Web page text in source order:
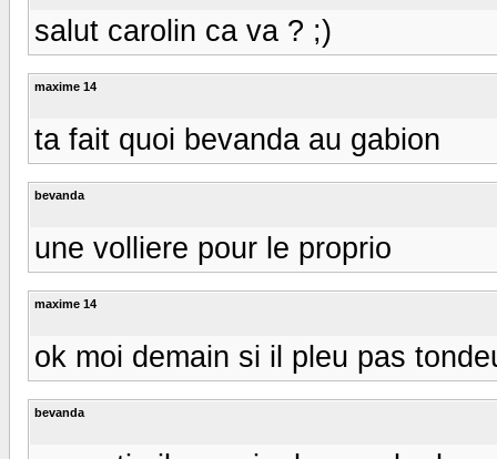
salut carolin ca va ? ;)
maxime 14
ta fait quoi bevanda au gabion
bevanda
une volliere pour le proprio
maxime 14
ok moi demain si il pleu pas
bevanda